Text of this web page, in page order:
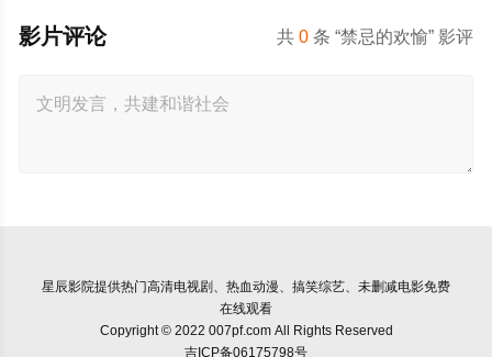
共0 条 “禁忌的欢愉” 影评
影片评论
星辰影院提供热门高清电视剧、热血动漫、搞笑综艺、未删减电影免费
在线观看
Copyright © 2022 007pf.com All Rights Reserved
吉ICP备06175798号